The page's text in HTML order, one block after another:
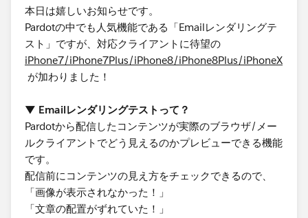
本日は嬉しいお知らせです。
Pardotの中でも人気機能である「Emailレンダリングテ
スト」ですが、対応クライアントに待望の
iPhone7/iPhone7Plus/iPhone8/iPhone8Plus/iPhoneX
が加わりました！
▼ Emailレンダリングテストって？
Pardotから配信したコンテンツが実際のブラウザ/メー
ルクライアントでどう見えるのかプレビューできる機能
です。
配信前にコンテンツの見え方をチェックできるので、
「画像が表示されなかった！」
「文章の配置がずれていた！」